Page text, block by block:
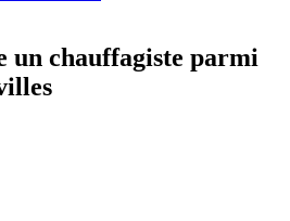
un chauffagiste parmi